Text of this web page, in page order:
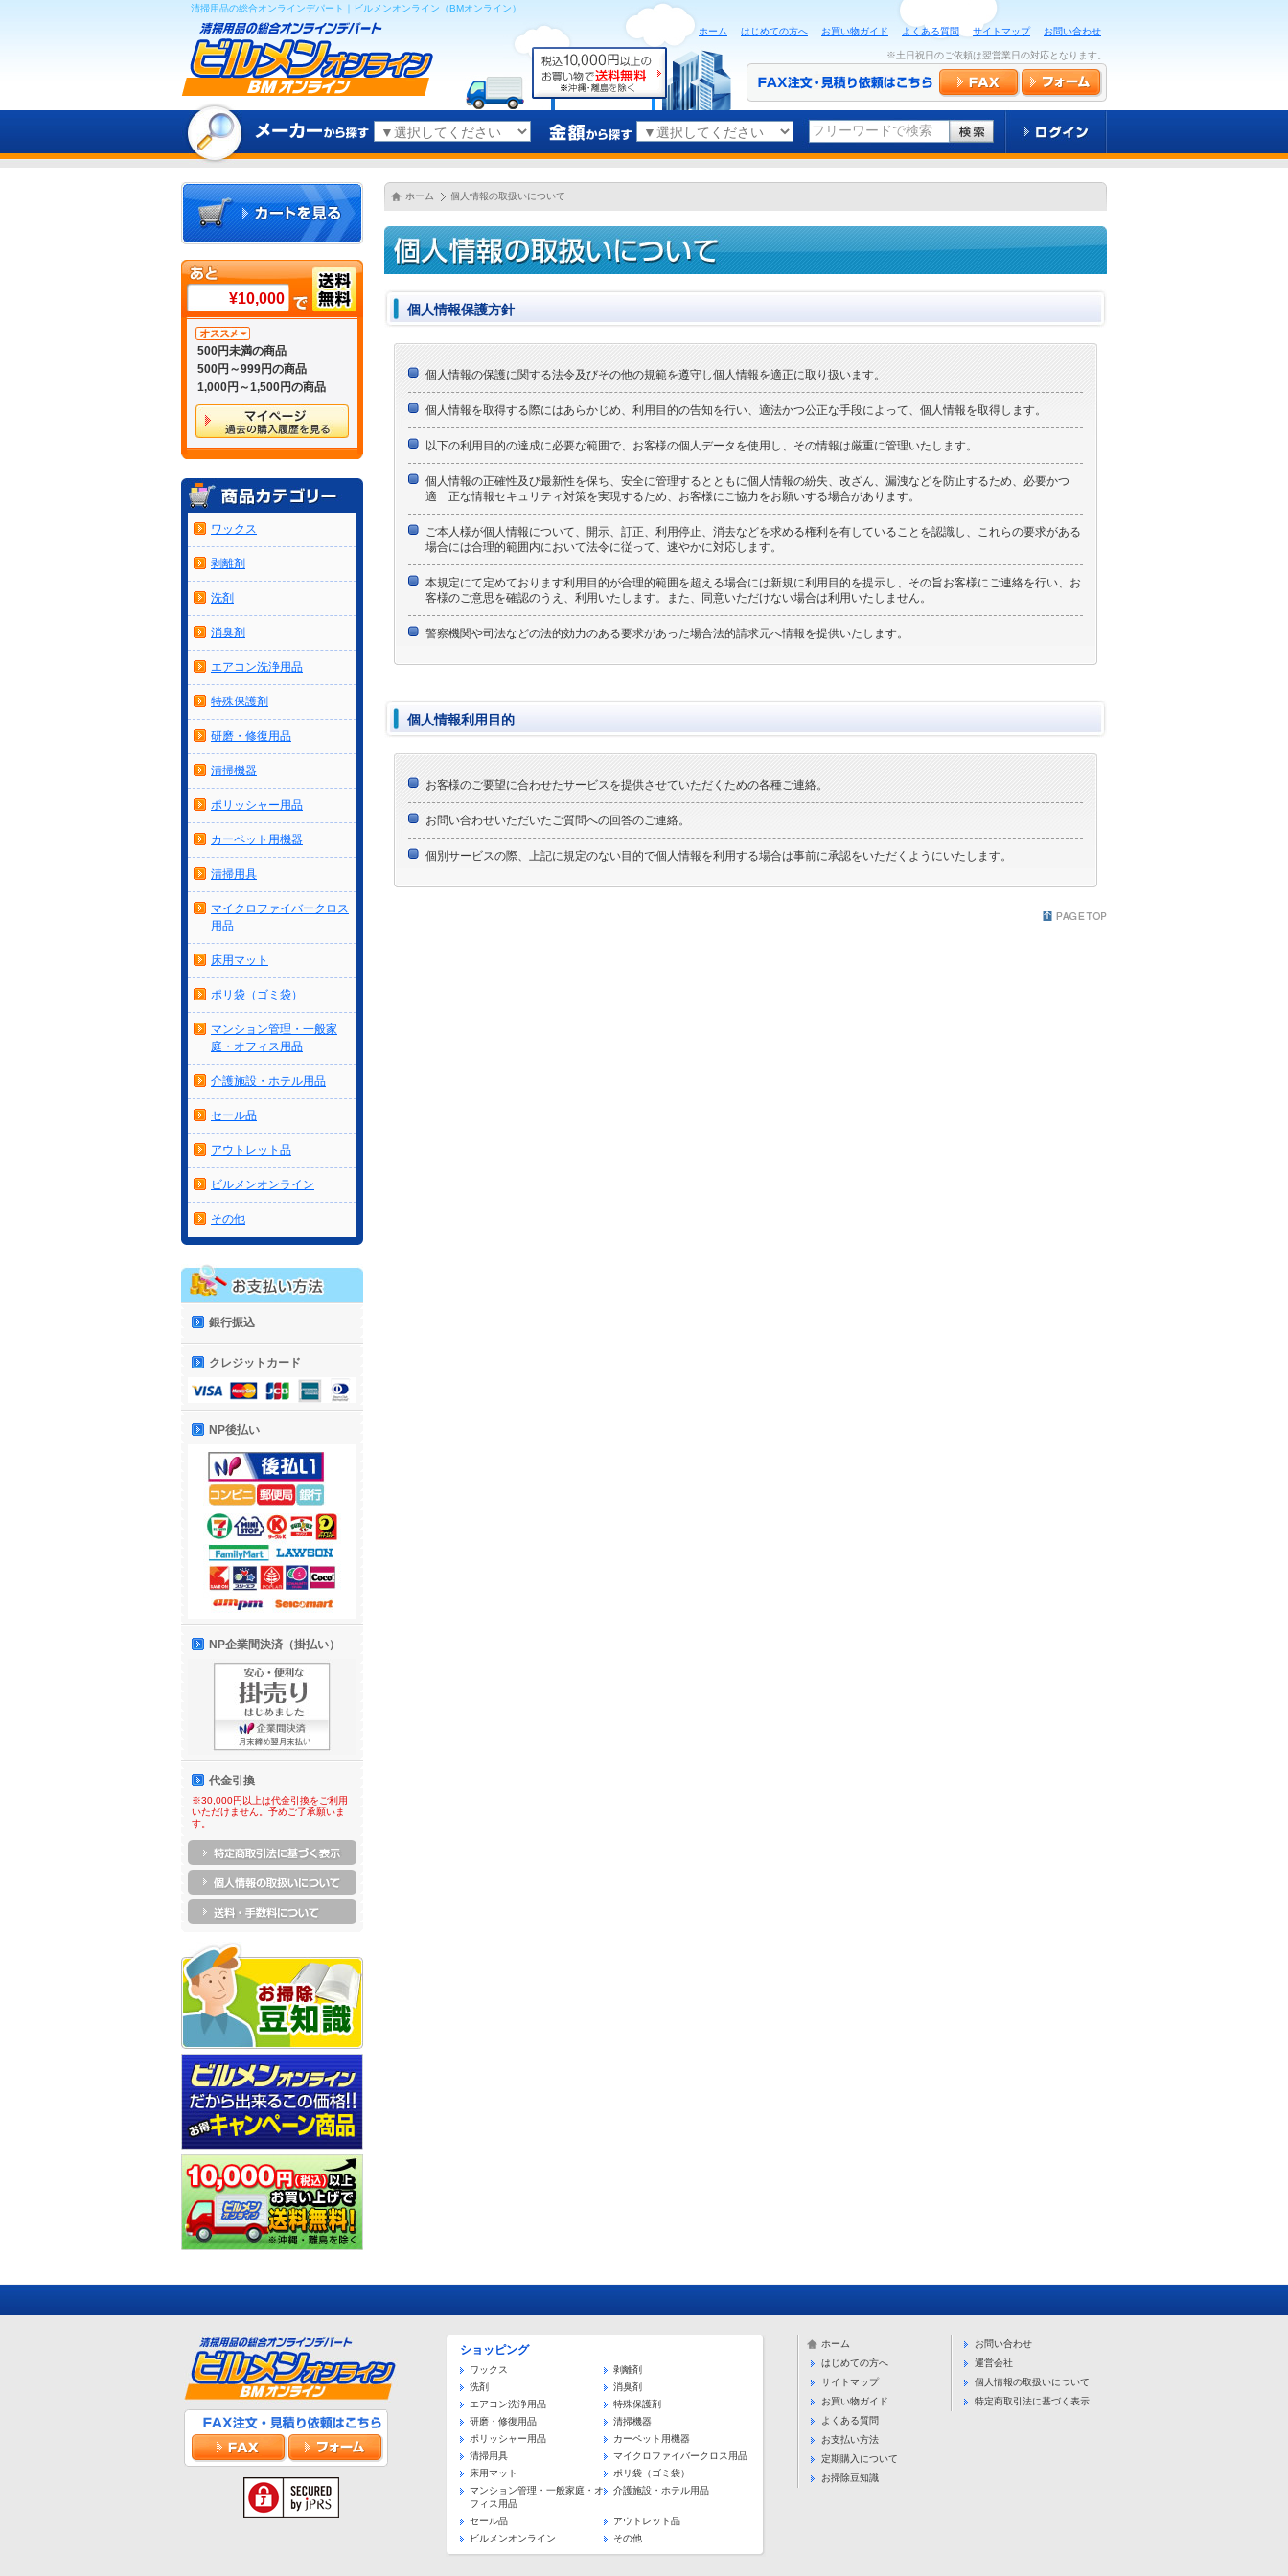
清掃用品の総合オンラインデパート｜ビルメンオンライン（BMオンライン）
ホーム はじめての方へ お買い物ガイド よくある質問 サイトマップ お問い合わせ
※土日祝日のご依頼は翌営業日の対応となります。
フリーワードで検索
ホーム 個人情報の取扱いについて
個人情報保護方針
個人情報の保護に関する法令及びその他の規範を遵守し個人情報を適正に取り扱います。
個人情報を取得する際にはあらかじめ、利用目的の告知を行い、適法かつ公正な手段によって、個人情報を取得します。
以下の利用目的の達成に必要な範囲で、お客様の個人データを使用し、その情報は厳重に管理いたします。
個人情報の正確性及び最新性を保ち、安全に管理するとともに個人情報の紛失、改ざん、漏洩などを防止するため、必要かつ
適 正な情報セキュリティ対策を実現するため、お客様にご協力をお願いする場合があります。
ご本人様が個人情報について、開示、訂正、利用停止、消去などを求める権利を有していることを認識し、これらの要求がある
場合には合理的範囲内において法令に従って、速やかに対応します。
本規定にて定めております利用目的が合理的範囲を超える場合には新規に利用目的を提示し、その旨お客様にご連絡を行い、お
客様のご意思を確認のうえ、利用いたします。また、同意いただけない場合は利用いたしません。
警察機関や司法などの法的効力のある要求があった場合法的請求元へ情報を提供いたします。
個人情報利用目的
お客様のご要望に合わせたサービスを提供させていただくための各種ご連絡。
お問い合わせいただいたご質問への回答のご連絡。
個別サービスの際、上記に規定のない目的で個人情報を利用する場合は事前に承認をいただくようにいたします。
¥10,000
500円未満の商品
500円～999円の商品
1,000円～1,500円の商品
ワックス
剥離剤
洗剤
消臭剤
エアコン洗浄用品
特殊保護剤
研磨・修復用品
清掃機器
ポリッシャー用品
カーペット用機器
清掃用具
マイクロファイバークロス
用品
床用マット
ポリ袋（ゴミ袋）
マンション管理・一般家
庭・オフィス用品
介護施設・ホテル用品
セール品
アウトレット品
ビルメンオンライン
その他
銀行振込
クレジットカード
NP後払い
NP企業間決済（掛払い）
代金引換
※30,000円以上は代金引換をご利用
いただけません。予めご了承願いま
す。
ショッピング
ワックス
剥離剤
洗剤
消臭剤
エアコン洗浄用品
特殊保護剤
研磨・修復用品
清掃機器
ポリッシャー用品
カーペット用機器
清掃用具
マイクロファイバークロス用品
床用マット
ポリ袋（ゴミ袋）
マンション管理・一般家庭・オ
フィス用品
介護施設・ホテル用品
セール品
アウトレット品
ビルメンオンライン
その他
ホーム
はじめての方へ
サイトマップ
お買い物ガイド
よくある質問
お支払い方法
定期購入について
お掃除豆知識
お問い合わせ
運営会社
個人情報の取扱いについて
特定商取引法に基づく表示